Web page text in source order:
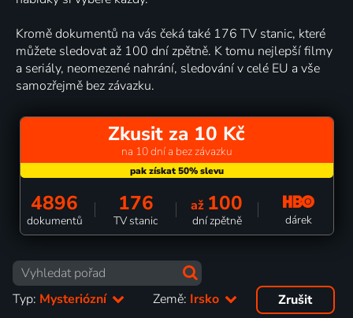
Kromě dokumentů na vás čeká také 176 TV stanic, které
můžete sledovat až 100 dní zpětně. K tomu nejlepší filmy
a seriály, neomezené nahrání, sledování v celé EU a vše
samozřejmě bez závazku.
Zkusit za 10 Kč
na 10 dní a bez závazku
4896
dokumentů
176
TV stanic
až 100
dní zpětně dárek
Typ: Mysteriózní Země: Irsko Zrušit